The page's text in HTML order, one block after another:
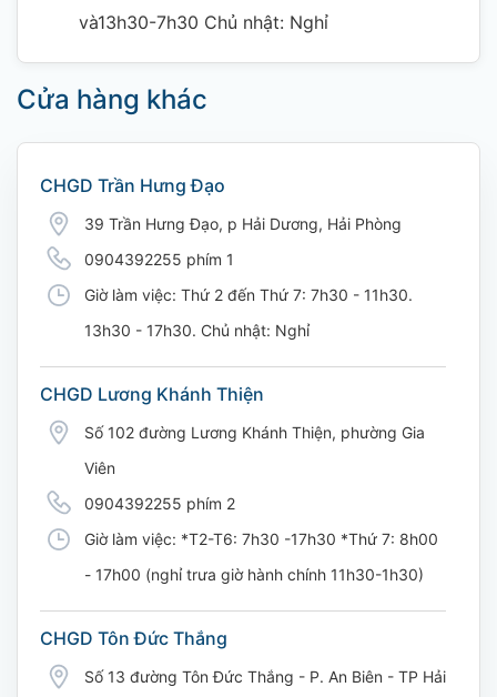
và13h30-7h30 Chủ nhật: Nghỉ
Cửa hàng khác
CHGD Trần Hưng Đạo
39 Trần Hưng Đạo, p Hải Dương, Hải Phòng
0904392255 phím 1
Giờ làm việc: Thứ 2 đến Thứ 7: 7h30 - 11h30.
13h30 - 17h30. Chủ nhật: Nghỉ
CHGD Lương Khánh Thiện
Số 102 đường Lương Khánh Thiện, phường Gia
Viên
0904392255 phím 2
Giờ làm việc: *T2-T6: 7h30 -17h30 *Thứ 7: 8h00
- 17h00 (nghỉ trưa giờ hành chính 11h30-1h30)
CHGD Tôn Đức Thắng
Số 13 đường Tôn Đức Thắng - P. An Biên - TP Hải